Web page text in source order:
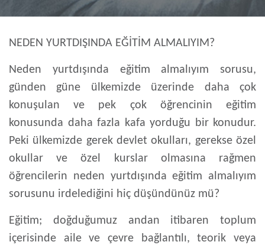
NEDEN YURTDIŞINDA EĞİTİM ALMALIYIM?
Neden yurtdışında eğitim almalıyım sorusu,
günden güne ülkemizde üzerinde daha çok
konuşulan ve pek çok öğrencinin eğitim
konusunda daha fazla kafa yorduğu bir konudur.
Peki ülkemizde gerek devlet okulları, gerekse özel
okullar ve özel kurslar olmasına rağmen
öğrencilerin neden yurtdışında eğitim almalıyım
sorusunu irdelediğini hiç düşündünüz mü?
Eğitim; doğduğumuz andan itibaren toplum
içerisinde aile ve çevre bağlantılı, teorik veya